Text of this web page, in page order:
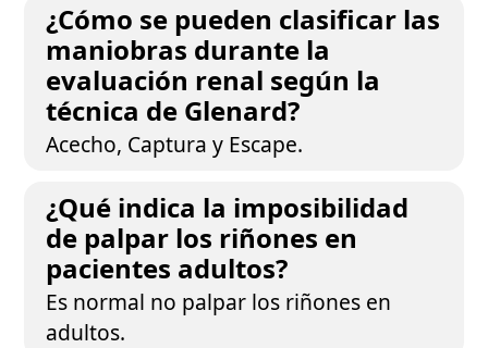
¿Cómo se pueden clasificar las
maniobras durante la
evaluación renal según la
técnica de Glenard?
Acecho, Captura y Escape.
¿Qué indica la imposibilidad
de palpar los riñones en
pacientes adultos?
Es normal no palpar los riñones en
adultos.